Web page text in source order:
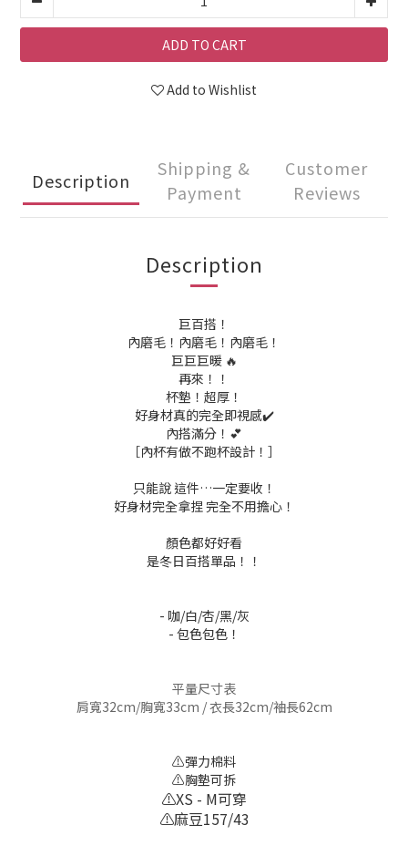
ADD TO CART
Add to Wishlist
Description
Shipping &
Payment
Customer
Reviews
Description
巨百搭！
內磨毛！內磨毛！內磨毛！
巨巨巨暖 🔥
再來！！
杯墊！超厚！
好身材真的完全即視感✔️
內搭滿分！💕
［內杯有做不跑杯設計！］
只能說 這件…一定要收！
好身材完全拿捏 完全不用擔心！
顏色都好好看
是冬日百搭單品！！
- 咖/白/杏/黑/灰
- 包色包色！
平量尺寸表
肩寬32cm/胸寬33cm /衣長32cm/袖長62cm
⚠️彈力棉料
⚠️胸墊可拆
⚠️XS - M可穿
⚠️麻豆157/43